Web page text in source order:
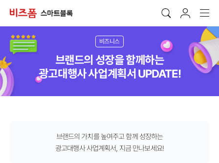
비즈니스
브랜드의 성장을 함께하는
광고대행사 사업계획서 UPDATE!
브랜드의 가치를 높여주고 함께 성장하는
광고대행사 사업계획서, 지금 만나보세요!